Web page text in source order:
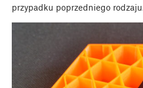
przypadku poprzedniego